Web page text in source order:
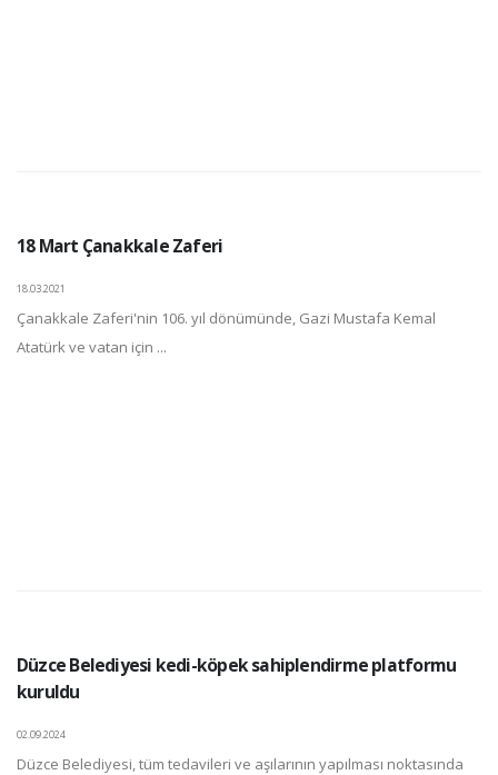
18 Mart Çanakkale Zaferi
18.03.2021
Çanakkale Zaferi'nin 106. yıl dönümünde, Gazi Mustafa Kemal
Atatürk ve vatan için ...
Düzce Belediyesi kedi-köpek sahiplendirme platformu
kuruldu
02.09.2024
Düzce Belediyesi, tüm tedavileri ve aşılarının yapılması noktasında